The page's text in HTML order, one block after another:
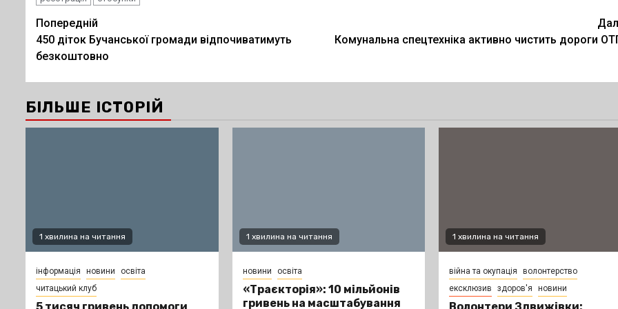
Post
navigation
Попередній
450 діток Бучанської громади відпочиватимуть
безкоштовно
Комунальна спецтехніка активно чистить дороги
БІЛЬШЕ ІСТОРІЙ
1 хвилина на читання
інформація новини
освіта
читацький клуб
1 хвилина на читання
новини освіта
«Траєкторія»: 10 мільйонів
гривень на масштабування
1 хвилина на читання
війна та окупація
волонтерство
ексклюзив
здоров'я новини